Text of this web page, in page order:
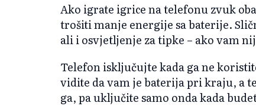
Ako igrate igrice na telefonu zvuk
trošiti manje energije sa baterije.
ali i osvjetljenje za tipke – ako vam
Telefon isključujte kada ga ne
vidite da vam je baterija pri kraju, a
ga, pa uključite samo onda kada